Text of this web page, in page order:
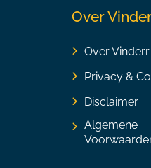
Over
Over Vinderr
Privacy &
Disclaimer
Algemene